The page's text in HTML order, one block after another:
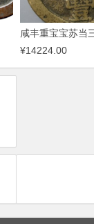
咸丰重宝宝苏当
¥14224.00